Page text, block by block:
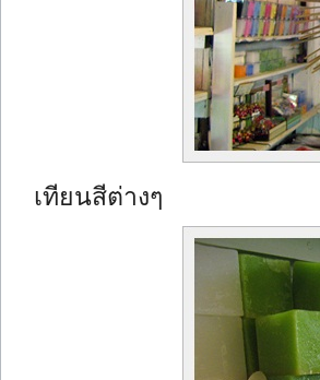
เทียนสีต่างๆ